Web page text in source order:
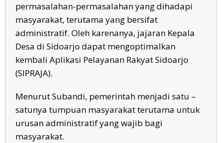
permasalahan-permasalahan yang dihadapi
masyarakat, terutama yang bersifat
administratif. Oleh karenanya, jajaran Kepala
Desa di Sidoarjo dapat mengoptimalkan
kembali Aplikasi Pelayanan Rakyat Sidoarjo
(SIPRAJA).
Menurut Subandi, pemerintah menjadi satu –
satunya tumpuan masyarakat terutama untuk
urusan administratif yang wajib bagi
masyarakat.